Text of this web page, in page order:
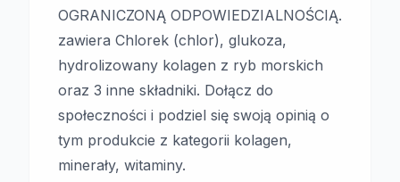
OGRANICZONĄ ODPOWIEDZIALNOŚCIĄ.
zawiera Chlorek (chlor), glukoza,
hydrolizowany kolagen z ryb morskich
oraz 3 inne składniki. Dołącz do
społeczności i podziel się swoją opinią o
tym produkcie z kategorii kolagen,
minerały, witaminy.